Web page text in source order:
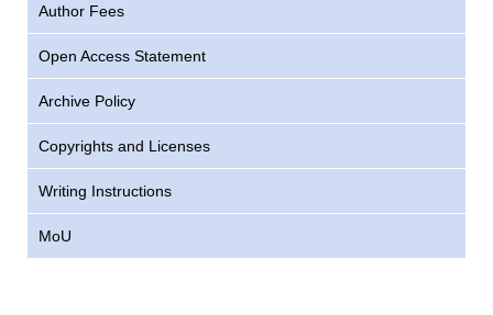
Author Fees
Open Access Statement
Archive Policy
Copyrights and Licenses
Writing Instructions
MoU